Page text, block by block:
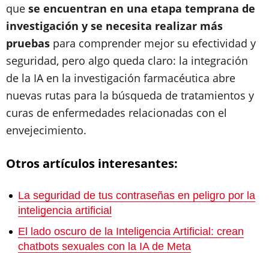
que se encuentran en una etapa temprana de
investigación y se necesita realizar más
pruebas para comprender mejor su efectividad y
seguridad, pero algo queda claro: la integración
de la IA en la investigación farmacéutica abre
nuevas rutas para la búsqueda de tratamientos y
curas de enfermedades relacionadas con el
envejecimiento.
Otros artículos interesantes:
La seguridad de tus contraseñas en peligro por la
inteligencia artificial
El lado oscuro de la Inteligencia Artificial: crean
chatbots sexuales con la IA de Meta